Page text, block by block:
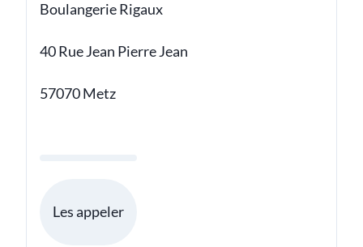
Boulangerie Rigaux
40 Rue Jean Pierre Jean
57070 Metz
Les appeler